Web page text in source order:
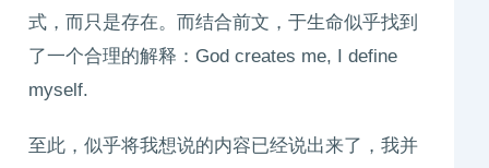
式，而只是存在。而结合前文，于生命似乎找到
了一个合理的解释：God creates me, I define
myself.
至此，似乎将我想说的内容已经说出来了，我并